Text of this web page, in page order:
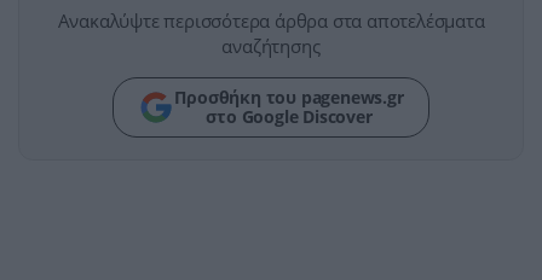
Ανακαλύψτε περισσότερα άρθρα στα αποτελέσματα
αναζήτησης
Προσθήκη του pagenews.gr
στο Google Discover